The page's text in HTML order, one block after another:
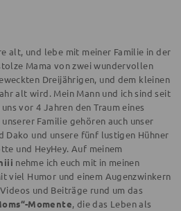
alt, und lebe mit meiner Familie in der
Mama von zwei wundervollen
Dreijährigen, und dem kleinen
alt wird. Mein Mann und ich sind seit
vor 4 Jahren den Traum eines
Familie gehören auch unser
Dako und unsere fünf lustigen Hühner
und HeyHey. Auf meinem
nehme ich euch mit in meinen
viel Humor und einem Augenzwinkern
und Beiträge rund um das
Momente, die das Leben als